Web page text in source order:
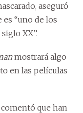
aseguró
“uno de los
XX”.
mostrará algo
en las películas
que han